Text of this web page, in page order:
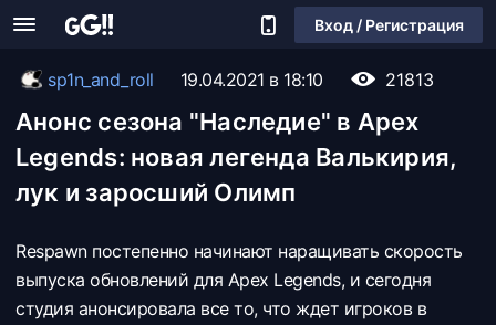
Вход / Регистрация
sp1n_and_roll 19.04.2021 в 18:10 21813
Анонс сезона "Наследие" в Apex
Legends: новая легенда Валькирия,
лук и заросший Олимп
Respawn постепенно начинают наращивать скорость
выпуска обновлений для Apex Legends, и сегодня
студия анонсировала все то, что ждет игроков в